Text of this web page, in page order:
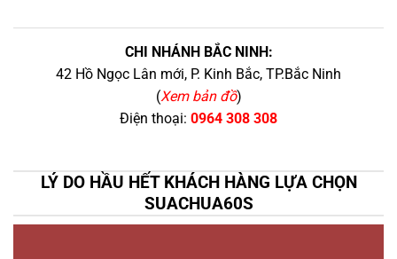
CHI NHÁNH BẮC NINH:
42 Hồ Ngọc Lân mới, P. Kinh Bắc, TP.Bắc Ninh
(Xem bản đồ)
Điện thoại: 0964 308 308
LÝ DO HẦU HẾT KHÁCH HÀNG LỰA CHỌN
SUACHUA60S